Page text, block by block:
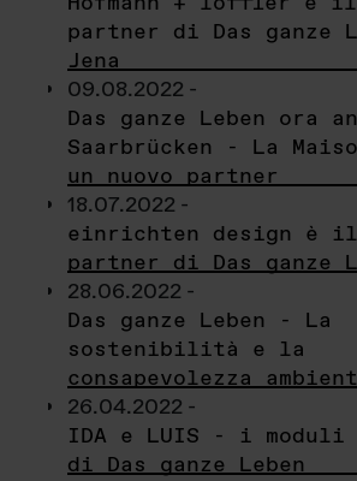
partner di Das ganze
Jena
09.08.2022 -
Das ganze Leben ora
Saarbrücken - La
un nuovo partner
18.07.2022 -
einrichten design è il
partner di Das ganze
28.06.2022 -
Das ganze Leben - La
sostenibilità e la
consapevolezza
26.04.2022 -
IDA e LUIS - i moduli
di Das ganze Leben